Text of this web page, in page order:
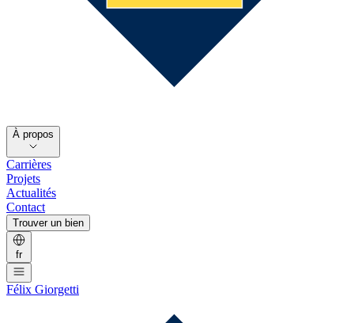
À propos
Carrières
Projets
Actualités
Contact
Trouver un bien
fr
Félix Giorgetti